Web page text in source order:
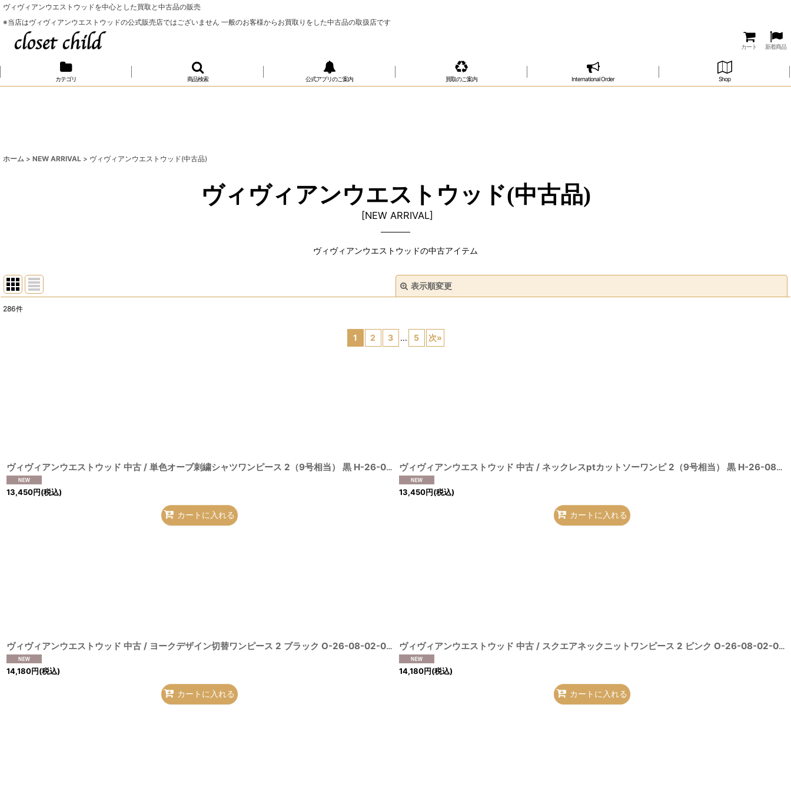
ヴィヴィアンウエストウッドを中心とした買取と中古品の販売
※当店はヴィヴィアンウエストウッドの公式販売店ではございません 一般のお客様からお買取りをした中古品の取扱店です
カート 新着商品
カテゴリ 商品検索 公式アプリのご案内 買取のご案内 International Order Shop
ホーム > NEW ARRIVAL > ヴィヴィアンウエストウッド(中古品)
ヴィヴィアンウエストウッド(中古品)
[NEW ARRIVAL]
ヴィヴィアンウエストウッドの中古アイテム
表示順変更
286件
1 2 3 ... 5 次»
ヴィヴィアンウエストウッド 中古 / 単色オーブ刺繍シャツワンピース 2（9号相当） 黒 H-26-08-02-026-op-OD-ZH [2100050000015512-H-26-08-02-026-op-OD-ZH]
13,450円(税込)
カートに入れる
ヴィヴィアンウエストウッド 中古 / ネックレスptカットソーワンピ 2（9号相当） 黒 H-26-08-02-027-op-OD-ZH
13,450円(税込)
カートに入れる
ヴィヴィアンウエストウッド 中古 / ヨークデザイン切替ワンピース 2 ブラック O-26-08-02-013-op-YM-OS [2100080000089637-O-26-08-02-013-op-YM-OS]
14,180円(税込)
カートに入れる
ヴィヴィアンウエストウッド 中古 / スクエアネックニットワンピース 2 ピンク O-26-08-02-032-op-IG-OS
14,180円(税込)
カートに入れる